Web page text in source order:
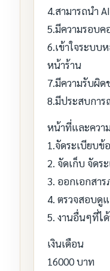
4.สามารถนำ
5.มีความรอบค
6.เข้าใจระบบ
หน้าร้าน
7.มีความรับผิด
8.มีประสบการ
หน้าที่และควา
1.จัดระเบียบข้
2. จัดเก็บ จัดร
3. ออกเอกสา
4. ตรวจสอบดู
5. งานอื่นๆที่ไ
เงินเดือน
16000 บาท